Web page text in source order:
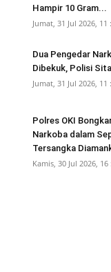
Hampir 10 Gram...
Jumat, 31 Jul 2026, 11
Dua Pengedar
Dibekuk, Polisi
Jumat, 31 Jul 2026, 11
Polres OKI
Narkoba dalam
Tersangka
Kamis, 30 Jul 2026, 16